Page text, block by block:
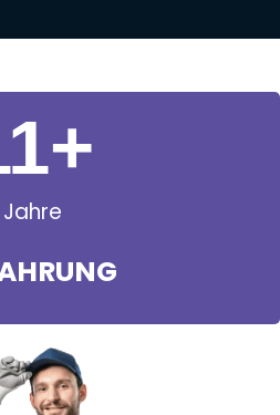
Jahre
+